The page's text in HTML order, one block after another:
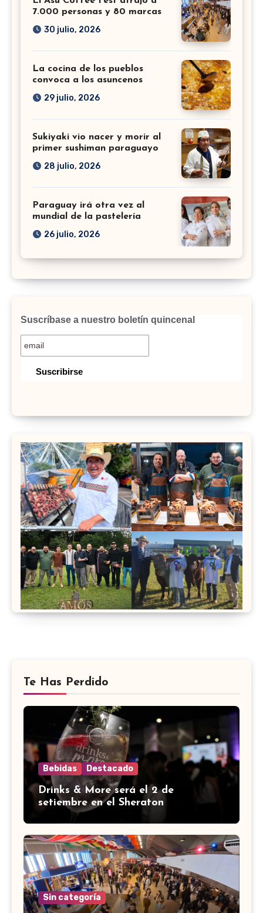
7.000 personas y 80 marcas
30 julio, 2026
La cocina de los pueblos
convoca a los asuncenos
29 julio, 2026
Sukiyaki vio nacer y morir al
primer sushiman paraguayo
28 julio, 2026
Paraguay irá otra vez al
mundial de la pastelería
26 julio, 2026
Suscríbase a nuestro boletín quincenal
Te Has Perdido
Bebidas Destacado
Drinks & More será el 2 de
setiembre en el Sheraton
Sin categoría